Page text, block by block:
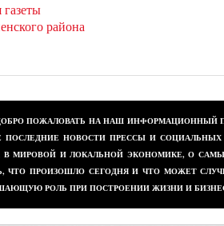
района
ДОБРО ПОЖАЛОВАТЬ НА НАШ
ПОСЛЕДНИЕ НОВОСТИ ПРЕССЫ И
МИРОВОЙ И ЛОКАЛЬНОЙ ЭКОНОМИКЕ, О
ЧТО ПРОИЗОШЛО СЕГОДНЯ И ЧТО МОЖЕТ
РОЛЬ ПРИ ПОСТРОЕНИИ ЖИЗНИ И